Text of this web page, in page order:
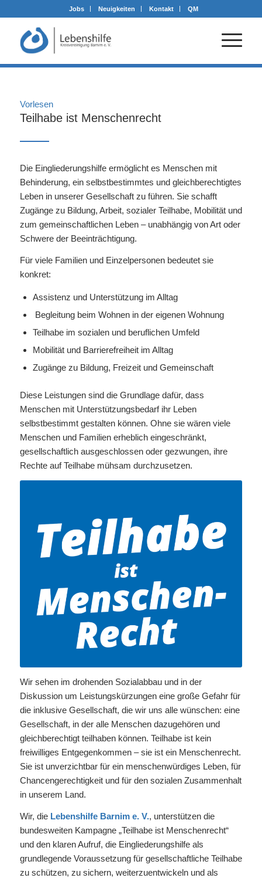
Jobs Neuigkeiten Kontakt QM
Vorlesen
Teilhabe ist Menschenrecht
Die Eingliederungshilfe ermöglicht es Menschen mit
Behinderung, ein selbstbestimmtes und gleichberechtigtes
Leben in unserer Gesellschaft zu führen. Sie schafft
Zugänge zu Bildung, Arbeit, sozialer Teilhabe, Mobilität und
zum gemeinschaftlichen Leben – unabhängig von Art oder
Schwere der Beeinträchtigung.
Für viele Familien und Einzelpersonen bedeutet sie
konkret:
Assistenz und Unterstützung im Alltag
Begleitung beim Wohnen in der eigenen Wohnung
Teilhabe im sozialen und beruflichen Umfeld
Mobilität und Barrierefreiheit im Alltag
Zugänge zu Bildung, Freizeit und Gemeinschaft
Diese Leistungen sind die Grundlage dafür, dass
Menschen mit Unterstützungsbedarf ihr Leben
selbstbestimmt gestalten können. Ohne sie wären viele
Menschen und Familien erheblich eingeschränkt,
gesellschaftlich ausgeschlossen oder gezwungen, ihre
Rechte auf Teilhabe mühsam durchzusetzen.
Wir sehen im drohenden Sozialabbau und in der
Diskussion um Leistungskürzungen eine große Gefahr für
die inklusive Gesellschaft, die wir uns alle wünschen: eine
Gesellschaft, in der alle Menschen dazugehören und
gleichberechtigt teilhaben können. Teilhabe ist kein
freiwilliges Entgegenkommen – sie ist ein Menschenrecht.
Sie ist unverzichtbar für ein menschenwürdiges Leben, für
Chancengerechtigkeit und für den sozialen Zusammenhalt
in unserem Land.
Wir, die Lebenshilfe Barnim e. V., unterstützen die
bundesweiten Kampagne „Teilhabe ist Menschenrecht“
und den klaren Aufruf, die Eingliederungshilfe als
grundlegende Voraussetzung für gesellschaftliche Teilhabe
zu schützen, zu sichern, weiterzuentwickeln und als